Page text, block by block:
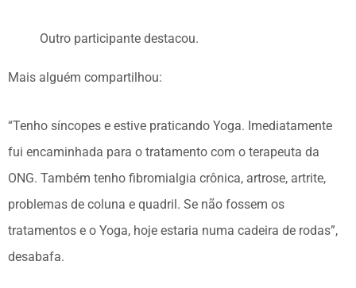
Outro participante destacou.
Mais alguém compartilhou:
“Tenho síncopes e estive praticando Yoga. Imediatamente
fui encaminhada para o tratamento com o terapeuta da
ONG. Também tenho fibromialgia crônica, artrose, artrite,
problemas de coluna e quadril. Se não fossem os
tratamentos e o Yoga, hoje estaria numa cadeira de rodas”,
desabafa.